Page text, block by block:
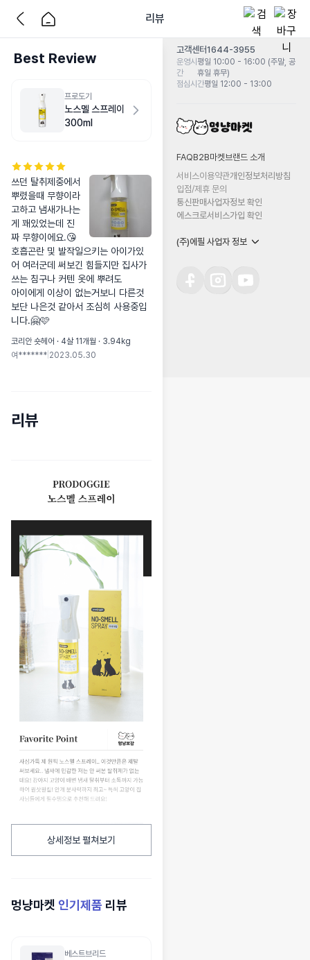
리뷰
Best Review
프로도기
노스멜 스프레이
300ml
쓰던 탈취제중에서
뿌렸을때 무향이라
고하고 냄새가나는
게 꽤있었는데 진
짜 무향이에요.😘
호흡곤란 및 발작일으키는 아이가있
어 여러군데 써보긴 힘들지만 집사가
쓰는 침구나 커텐 옷에 뿌려도
아이에게 이상이 없는거보니 다른것
보단 나은것 같아서 조심히 사용중입
니다.🤗🩷
코리안 숏헤어 · 4살 11개월 · 3.94kg
여******* 2023.05.30
리뷰
상세정보 펼쳐보기
멍냥마켓 인기제품 리뷰
베스트브리드
고객센터1644-3955
운영시
간
평일 10:00 - 16:00 (주말, 공
휴일 휴무)
점심시간평일 12:00 - 13:00
FAQB2B마켓 브랜드 소개
서비스이용약관개인정보처리방침
입점/제휴 문의
통신판매사업자정보 확인
에스크로서비스가입 확인
(주)에필 사업자 정보